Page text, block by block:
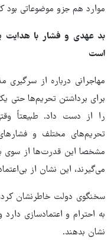
موارد هم جزو موضوعاتی بود
بد عهدی و فشار با هدایت
است
مهاجرانی درباره از
برای برداشتن تحریم‌ها حتی
را از دست داد. طبیعتاً
تحریم‌های مختلف و
مشخصا این قدرت‌ها از سوی
می‌گیرند، این نشان از
سخنگوی دولت خاطرنشان کرد:
به احترام و اعتمادسازی دارد
نشان بدهند.